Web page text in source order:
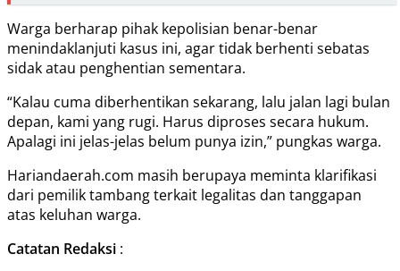
Warga berharap pihak kepolisian benar-benar
menindaklanjuti kasus ini, agar tidak berhenti sebatas
sidak atau penghentian sementara.
“Kalau cuma diberhentikan sekarang, lalu jalan lagi bulan
depan, kami yang rugi. Harus diproses secara hukum.
Apalagi ini jelas-jelas belum punya izin,” pungkas warga.
Hariandaerah.com masih berupaya meminta klarifikasi
dari pemilik tambang terkait legalitas dan tanggapan
atas keluhan warga.
Catatan Redaksi :